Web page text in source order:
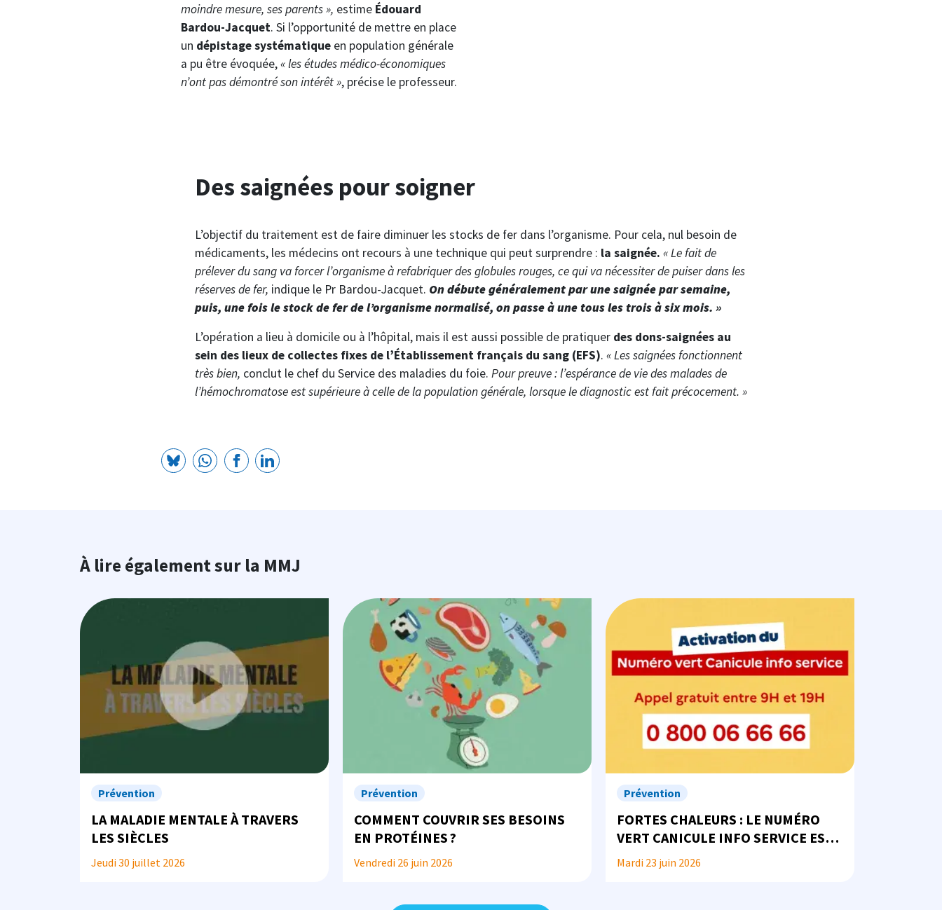
moindre mesure, ses parents », estime Édouard
Bardou-Jacquet. Si l’opportunité de mettre en place
un dépistage systématiqueen population générale
a pu être évoquée,« les études médico-économiques
n’ont pas démontré son intérêt », précise le professeur.
Des saignées pour soigner
L’objectif du traitement est de faire diminuer les stocks de fer dans l’organisme. Pour cela, nul besoin de
médicaments, les médecins ont recours à une technique qui peut surprendre : la saignée. « Le fait de
prélever du sang va forcer l’organisme à refabriquer des globules rouges, ce qui va nécessiter de puiser dans les
réserves de fer, indique le Pr Bardou-Jacquet. On débute généralement par une saignée par semaine,
puis, une fois le stock de fer de l’organisme normalisé, on passe à une tous les trois à six mois. »
L’opération a lieu à domicile ou à l’hôpital, mais il est aussi possible de pratiquer des dons-saignées au
sein des lieux de collectes fixes de l’Établissement français du sang (EFS). « Les saignées fonctionnent
très bien, conclut le chef du Service des maladies du foie. Pour preuve : l’espérance de vie des malades de
l’hémochromatose est supérieure à celle de la population générale, lorsque le diagnostic est fait précocement. »
À lire également sur la MMJ
Image
Prévention
LA MALADIE MENTALE À TRAVERS
LES SIÈCLES
Jeudi 30 juillet 2026
Image
Prévention
COMMENT COUVRIR SES BESOINS
EN PROTÉINES ?
Vendredi 26 juin 2026
Image
Prévention
FORTES CHALEURS : LE NUMÉRO
VERT CANICULE INFO SERVICE EST
À VOTRE DISPOSITION
Mardi 23 juin 2026